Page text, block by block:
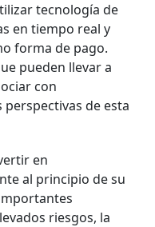
tecnología de
en tiempo real y
forma de pago.
pueden llevar a
con
de esta
en
al principio de su
riesgos, la